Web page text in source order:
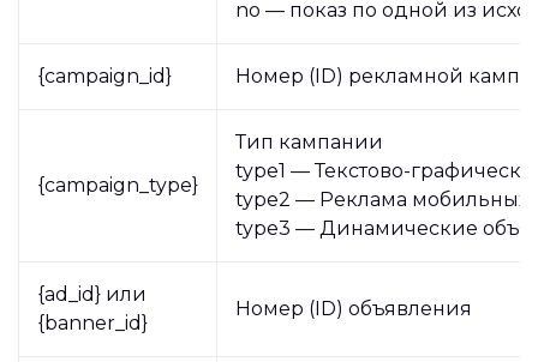
no — показ по одной из
{campaign_id} Номер (ID) рекламной
{campaign_type}
Тип кампании
type1 — Текстово-
type2 — Реклама мобильных
type3 — Динамические
{ad_id} или
{banner_id}
Номер (ID) объявления